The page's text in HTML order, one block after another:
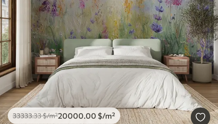
33333.33$/m²20000.00 $/m²